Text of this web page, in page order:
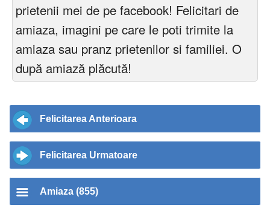
prietenii mei de pe facebook! Felicitari de
amiaza, imagini pe care le poti trimite la
amiaza sau pranz prietenilor si familiei. O
după amiază plăcută!
Felicitarea Anterioara
Felicitarea Urmatoare
Amiaza (855)